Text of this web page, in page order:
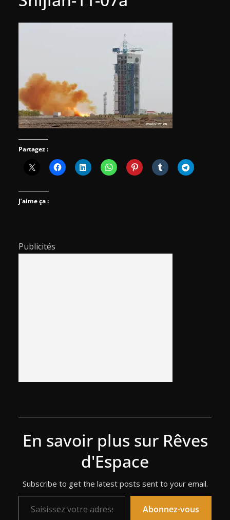
Partagez :
J’aime ça :
Publicités
En savoir plus sur Rêves
d'Espace
Subscribe to get the latest posts sent to your email.
Saisissez votre adresse e-mail…
Abonnez-vous